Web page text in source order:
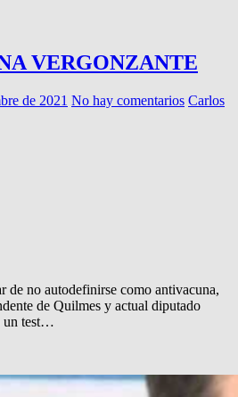
VERGONZANTE
de 2021 No hay comentarios Carlos
de no autodefinirse como antivacuna,
de Quilmes y actual diputado
un test…